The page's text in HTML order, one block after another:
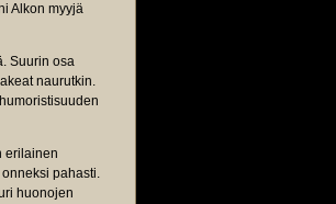
Alkon myyjä
Suurin osa
naurutkin.
erilainen
pahasti.
huonojen